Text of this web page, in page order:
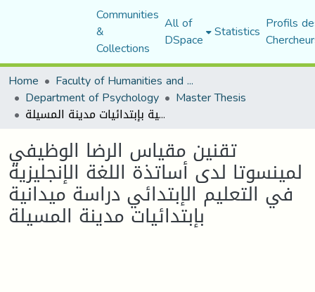
Communities
&
Collections
All of
DSpace Statistics Profils
Home
Faculty of Humanities and Social Sciences
Department of Psychology Master Thesis
تقنين مقياس الرضا الوظيفي لمينسوتا لدى أساتذة اللغة الإنجليزية في التعليم الإبتدائي دراسة ميدانية بإبتدائيات مدينة المسيلة
تقنين مقياس الرضا الوظيفي
لمينسوتا لدى أساتذة اللغة الإنجليزية
في التعليم الإبتدائي دراسة ميدانية
بإبتدائيات مدينة المسيلة